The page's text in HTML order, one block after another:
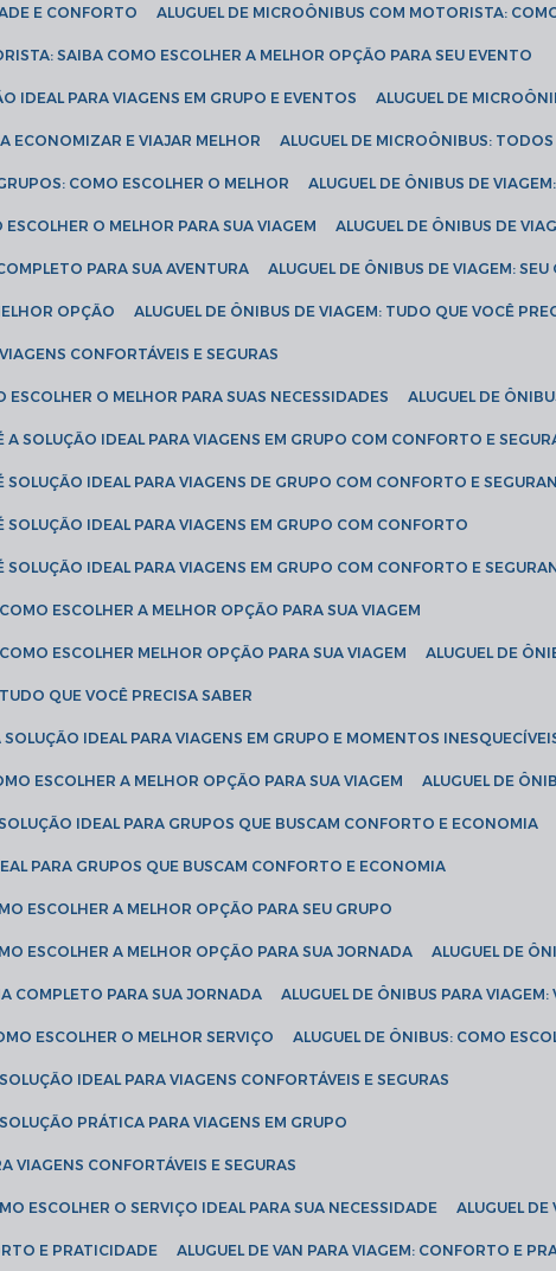
E CONFORTO ALUGUEL DE MICROÔNIBUS COM MOTORISTA:
SAIBA COMO ESCOLHER A MELHOR OPÇÃO PARA SEU EVENTO
IDEAL PARA VIAGENS EM GRUPO E EVENTOS ALUGUEL DE
ECONOMIZAR E VIAJAR MELHOR ALUGUEL DE MICROÔNIBUS:
COMO ESCOLHER O MELHOR ALUGUEL DE ÔNIBUS DE
ESCOLHER O MELHOR PARA SUA VIAGEM ALUGUEL DE ÔNIBUS DE
PARA SUA AVENTURA ALUGUEL DE ÔNIBUS DE VIAGEM:
OPÇÃO ALUGUEL DE ÔNIBUS DE VIAGEM: TUDO QUE VOCÊ
CONFORTÁVEIS E SEGURAS
ESCOLHER O MELHOR PARA SUAS NECESSIDADES ALUGUEL DE
A SOLUÇÃO IDEAL PARA VIAGENS EM GRUPO COM CONFORTO E
SOLUÇÃO IDEAL PARA VIAGENS DE GRUPO COM CONFORTO E
SOLUÇÃO IDEAL PARA VIAGENS EM GRUPO COM CONFORTO
SOLUÇÃO IDEAL PARA VIAGENS EM GRUPO COM CONFORTO E
ESCOLHER A MELHOR OPÇÃO PARA SUA VIAGEM
ESCOLHER MELHOR OPÇÃO PARA SUA VIAGEM ALUGUEL DE
QUE VOCÊ PRECISA SABER
SOLUÇÃO IDEAL PARA VIAGENS EM GRUPO E MOMENTOS
ESCOLHER A MELHOR OPÇÃO PARA SUA VIAGEM ALUGUEL DE
SOLUÇÃO IDEAL PARA GRUPOS QUE BUSCAM CONFORTO E ECONOMIA
PARA GRUPOS QUE BUSCAM CONFORTO E ECONOMIA
ESCOLHER A MELHOR OPÇÃO PARA SEU GRUPO
ESCOLHER A MELHOR OPÇÃO PARA SUA JORNADA ALUGUEL DE
COMPLETO PARA SUA JORNADA ALUGUEL DE ÔNIBUS PARA
ESCOLHER O MELHOR SERVIÇO ALUGUEL DE ÔNIBUS: COMO
IDEAL PARA VIAGENS CONFORTÁVEIS E SEGURAS
PRÁTICA PARA VIAGENS EM GRUPO
VIAGENS CONFORTÁVEIS E SEGURAS
ESCOLHER O SERVIÇO IDEAL PARA SUA NECESSIDADE ALUGUEL
E PRATICIDADE ALUGUEL DE VAN PARA VIAGEM: CONFORTO E